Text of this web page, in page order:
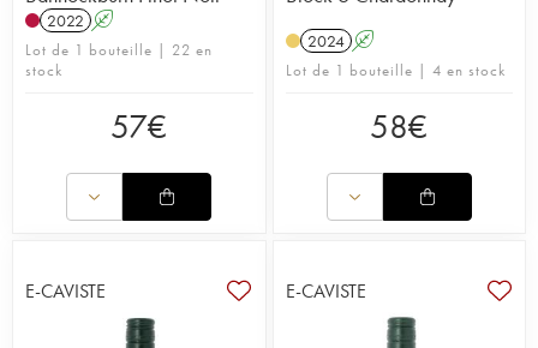
2022 A
Lot de 1 bouteille | 22 en
stock
57€
2024 A
Lot de 1 bouteille | 4 en stock
58€
E-CAVISTE E-CAVISTE